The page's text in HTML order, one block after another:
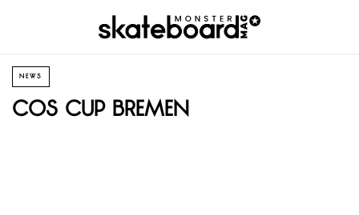
NEWS
COS Cup Bremen